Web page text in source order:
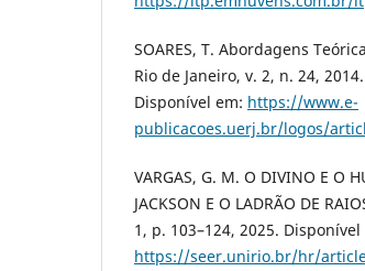
SOARES, T. Abordagens
Rio de Janeiro, v. 2, n. 24,
Disponível em: https://www.e-
publicacoes.uerj.br/logos/
VARGAS, G. M. O DIVINO E O
JACKSON E O LADRÃO DE
1, p. 103–124, 2025. Disponível
https://seer.unirio.br/hr/